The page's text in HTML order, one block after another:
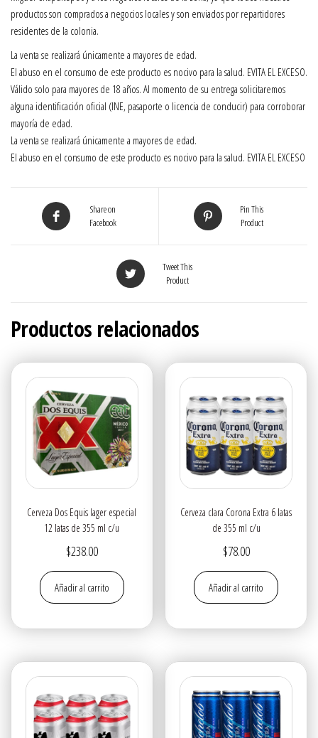
productos son comprados a negocios locales y son enviados por repartidores
residentes de la colonia.
La venta se realizará únicamente a mayores de edad.
El abuso en el consumo de este producto es nocivo para la salud. EVITA EL EXCESO.
Válido solo para mayores de 18 años. Al momento de su entrega solicitaremos
alguna identificación oficial (INE, pasaporte o licencia de conducir) para corroborar
mayoría de edad.
La venta se realizará únicamente a mayores de edad.
El abuso en el consumo de este producto es nocivo para la salud. EVITA EL EXCESO
Share on
Facebook
Pin This
Product
Tweet This
Product
Productos relacionados
Cerveza Dos Equis lager especial
12 latas de 355 ml c/u
$238.00
Añadir al carrito
Cerveza clara Corona Extra 6 latas
de 355 ml c/u
$78.00
Añadir al carrito